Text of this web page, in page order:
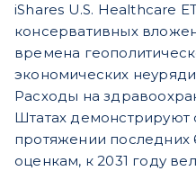
iShares U.S. Healthcare
консервативных
времена
экономических
Расходы на
Штатах демонстрируют
протяжении последних
оценкам, к 2031 году